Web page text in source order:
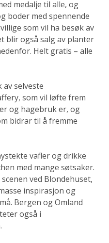
medalje til alle, og
boder med spennende
som vil ha besøk av
blir også salg av planter
Helt gratis – alle
av selveste
som vil løfte frem
og hagebruk er, og
bidrar til å fremme
vafler og drikke
med mange søtsaker.
ved Blondehuset,
inspirasjon og
Bergen og Omland
også i